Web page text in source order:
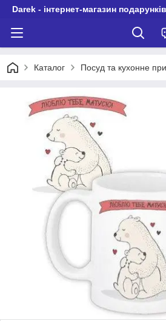
Darek - інтернет-магазин
Каталог Посуд та кухонне